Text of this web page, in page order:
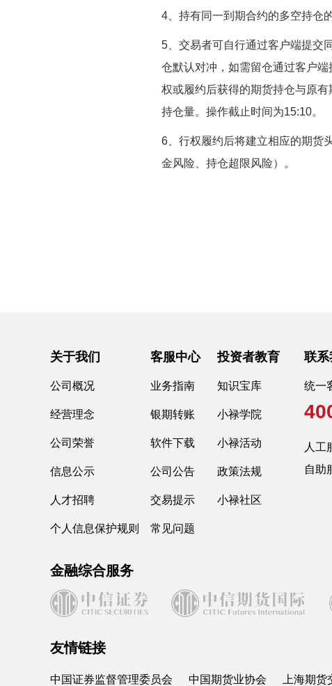
4、持有同一到期合约的多空持仓
5、交易者可自行通过客户端提交
仓默认对冲，如需留仓通过客户端
权或履约后获得的期货持仓与原有
持仓量。操作截止时间为15:10。
6、行权履约后将建立相应的期货
金风险、持仓超限风险）。
关于我们
公司概况
经营理念
公司荣誉
信息公示
人才招聘
个人信息保护规则
客服中心
业务指南
银期转账
软件下载
公司公告
交易提示
常见问题
投资者教育
知识宝库
小禄学院
小禄活动
政策法规
小禄社区
联系
统一
人工
自助
金融综合服务
友情链接
中国证券监督管理委员会 中国期货业协会 上海期货